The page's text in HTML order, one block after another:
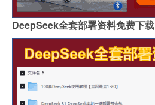
DeepSeek全套部署资料免费下载